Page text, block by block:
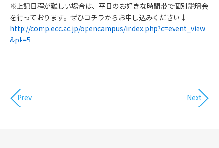
※上記日程が難しい場合は、平日のお好きな時間帯で個別説明会
を行っております。ぜひコチラからお申し込みください↓
http://comp.ecc.ac.jp/opencampus/index.php?c=event_view
&pk=5​
- - - - - - - - - - - - - - - - - - - - - - - - - - - -- - - - - - - - - - - - - - - ​
Prev Next